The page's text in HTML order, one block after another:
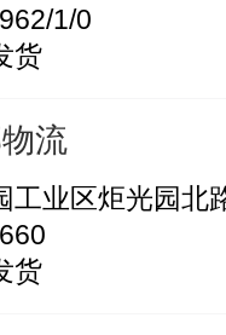
1/0
货
流
工业区炬光园北
货